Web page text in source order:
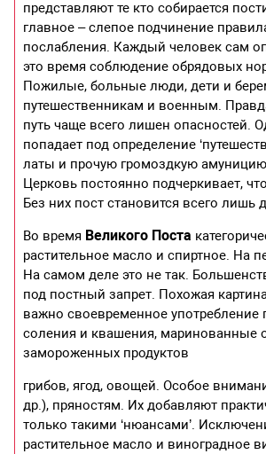
представляют те кто собирается
главное – слепое подчинение
послабления. Каждый человек сам
это время соблюдение обрядовых
Пожилые, больные люди, дети и
путешественникам и военным.
путь чаще всего лишен опасностей.
попадает под определение
латы и прочую громоздкую
Церковь постоянно подчеркивает,
Без них пост становится всего лишь
Во время Великого Поста
растительное масло и спиртное. На
На самом деле это не так.
под постный запрет. Похожая
важно своевременное
соления и квашения, маринованные
замороженных продуктов
грибов, ягод, овощей. Особое
др.), пряностям. Их добавляют
только такими ‘нюансами’.
растительное масло и виноградное